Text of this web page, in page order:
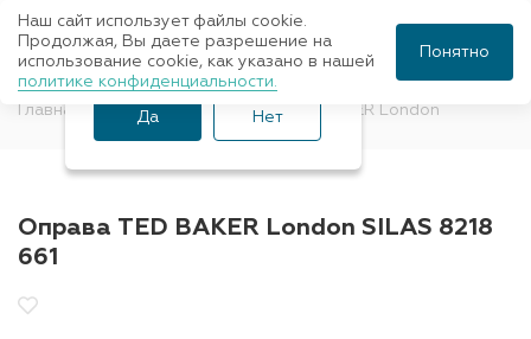
Главная Оправы для очков TED BAKER London
Оправа TED BAKER London SILAS 8218
661
Ваш город Санкт-
Петербург?
Да Нет
Наш сайт использует файлы cookie.
Продолжая, Вы даете разрешение на
использование cookie, как указано в нашей
политике конфиденциальности.
Понятно